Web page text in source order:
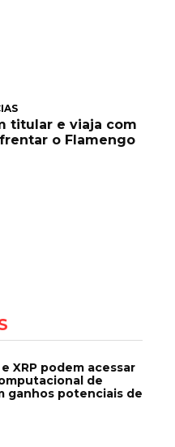
titular e viaja com
o Flamengo
XRP podem acessar
de
ganhos potenciais de